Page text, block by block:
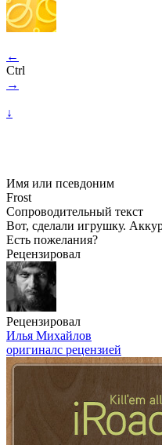
←
Ctrl
→
↓
Имя или псевдоним
Frost
Сопроводительный текст
Вот, сделали игрушку.
Есть пожелания?
Рецензировал
Рецензировал
Илья Михайлов
оригиналс рецензией